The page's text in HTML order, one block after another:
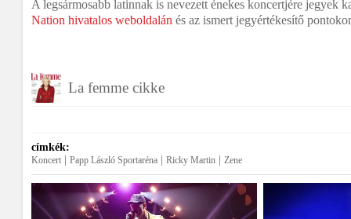
A legsármosabb latinnak is nevezett énekes koncertjére jegyek
Nation hivatalos weboldalán és az ismert jegyértékesítő
La femme cikke
címkék:
Koncert Papp László Sportaréna Ricky Martin Zene